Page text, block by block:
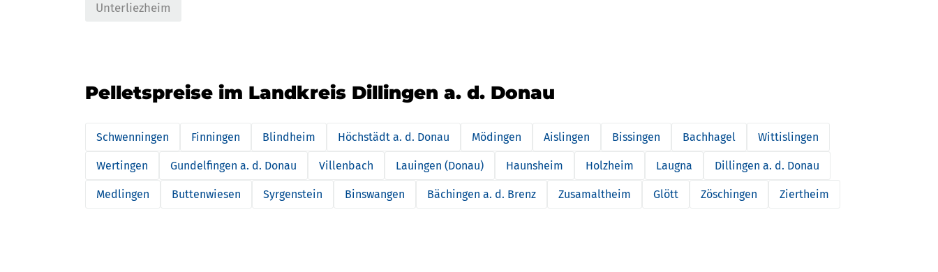
Unterliezheim
Pelletspreise im Landkreis Dillingen a. d. Donau
Schwenningen Finningen Blindheim Höchstädt a. d. Donau Mödingen Aislingen Bissingen Bachhagel Wittislingen
Wertingen Gundelfingen a. d. Donau Villenbach Lauingen (Donau) Haunsheim Holzheim Laugna Dillingen a. d. Donau
Medlingen Buttenwiesen Syrgenstein Binswangen Bächingen a. d. Brenz Zusamaltheim Glött Zöschingen Ziertheim